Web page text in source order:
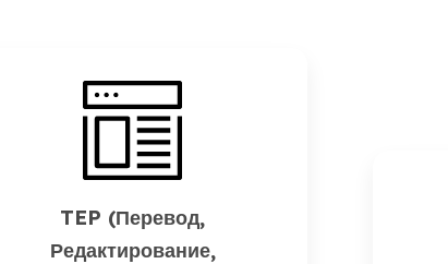
TEP (Перевод,
Редактирование,